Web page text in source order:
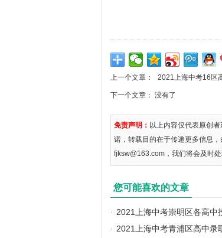
上一个文章： 2021上海中考16区
下一个文章： 没有了
免责声明： 以上内容仅代表原创
诺，转载目的在于传递更多信息
fjksw@163.com，我们将会及时处
您可能喜欢的文章
· 2021上海中考崇明区各高中
· 2021上海中考青浦区高中录